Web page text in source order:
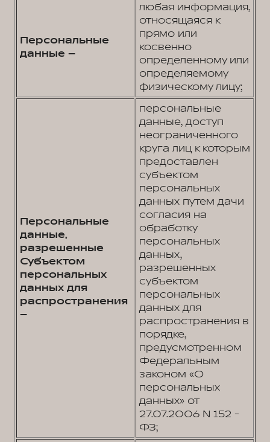
Персональные
данные –
любая информация,
относящаяся к
прямо или
косвенно
определенному или
определяемому
физическому лицу;
Персональные
данные,
разрешенные
Субъектом
персональных
данных для
распространения
–
персональные
данные, доступ
неограниченного
круга лиц к которым
предоставлен
субъектом
персональных
данных путем дачи
согласия на
обработку
персональных
данных,
разрешенных
субъектом
персональных
данных для
распространения в
порядке,
предусмотренном
Федеральным
законом «О
персональных
данных» от
27.07.2006 N 152 -
ФЗ;